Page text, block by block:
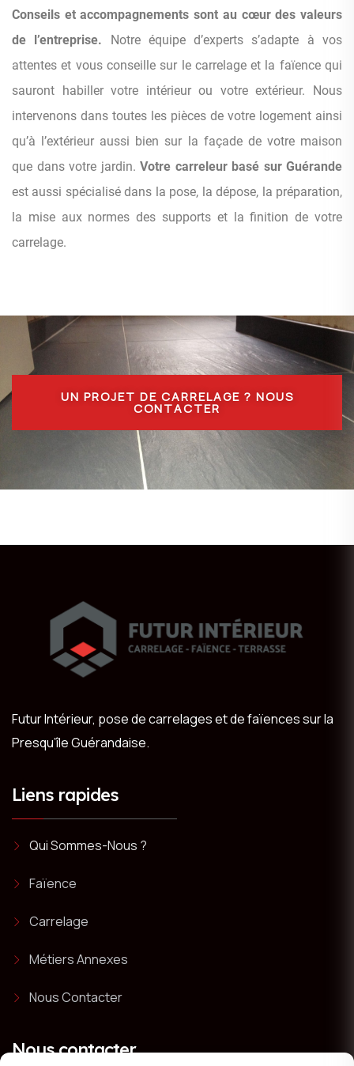
Conseils et accompagnements sont au cœur des valeurs
de l’entreprise. Notre équipe d’experts s’adapte à vos
attentes et vous conseille sur le carrelage et la faïence qui
sauront habiller votre intérieur ou votre extérieur. Nous
intervenons dans toutes les pièces de votre logement ainsi
qu’à l’extérieur aussi bien sur la façade de votre maison
que dans votre jardin. Votre carreleur basé sur Guérande
est aussi spécialisé dans la pose, la dépose, la préparation,
la mise aux normes des supports et la finition de votre
carrelage.
UN PROJET DE CARRELAGE ? NOUS
CONTACTER
Futur Intérieur, pose de carrelages et de faïences sur la
Presqu’île Guérandaise.
Liens rapides
Qui Sommes-Nous ?
Faïence
Carrelage
Métiers Annexes
Nous Contacter
Nous contacter